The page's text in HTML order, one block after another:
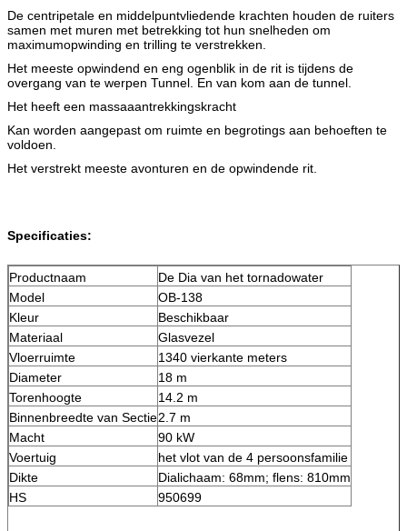
De centripetale en middelpuntvliedende krachten houden de ruiters
samen met muren met betrekking tot hun snelheden om
maximumopwinding en trilling te verstrekken.
Het meeste opwindend en eng ogenblik in de rit is tijdens de
overgang van te werpen Tunnel. En van kom aan de tunnel.
Het heeft een massaaantrekkingskracht
Kan worden aangepast om ruimte en begrotings aan behoeften te
voldoen.
Het verstrekt meeste avonturen en de opwindende rit.
Specificaties:
Productnaam
De Dia van het tornadowater
Model
OB-138
Kleur
Beschikbaar
Materiaal
Glasvezel
Vloerruimte
1340 vierkante meters
Diameter
18 m
Torenhoogte
14.2 m
Binnenbreedte van Sectie2.7 m
Macht
90 kW
Voertuig
het vlot van de 4 persoonsfamilie
Dikte
Dialichaam: 68mm; flens: 810mm
HS
950699